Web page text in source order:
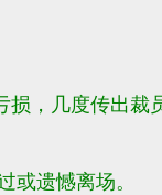
，几度传出裁
或遗憾离场。